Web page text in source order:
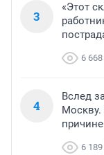
3
«Этот
6 668
4
Вслед
6 189